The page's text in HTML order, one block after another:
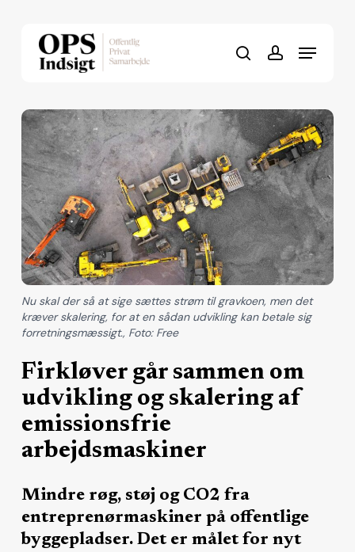
searchaccount
Menu
Firkløver går sammen om
udvikling og skalering af
emissionsfrie
arbejdsmaskiner
Mindre røg, støj og CO2 fra
entreprenørmaskiner på offentlige
byggepladser. Det er målet for nyt
Nu skal der så at sige sættes strøm til gravkoen, men det
kræver skalering, for at en sådan udvikling kan betale sig
forretningsmæssigt., Foto: Free
Close